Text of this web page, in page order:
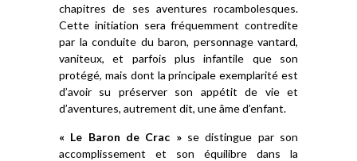
chapitres de ses aventures rocambolesques.
Cette initiation sera fréquemment contredite
par la conduite du baron, personnage vantard,
vaniteux, et parfois plus infantile que son
protégé, mais dont la principale exemplarité est
d’avoir su préserver son appétit de vie et
d’aventures, autrement dit, une âme d’enfant.
« Le Baron de Crac »se distingue par son
accomplissement et son équilibre dans la